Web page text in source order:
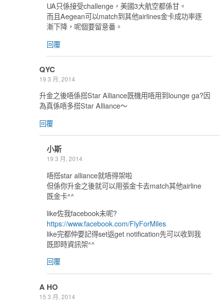
UA只係接受challenge，美國3大航空都係甘。
而且Aegean可以match到其他airlines金卡成功率逐
漸下降，呢個要留意番。
回覆
QYC
19 3 月, 2014
升金之後唔係搭Star Alliance既機用唔用到lounge ga?因
為真係唔多搭Star Alliance～
回覆
小斯
19 3 月, 2014
唔搭star alliance就唔得架啦
但係你升金之後就可以用張金卡去match其他airline
既金卡^^
like佐我facebook未呢?
https://www.facebook.com/FlyForMiles
like完都仲要記得set返get notification先可以收到我
既即時資訊架^^
回覆
A HO
15 3 月, 2014